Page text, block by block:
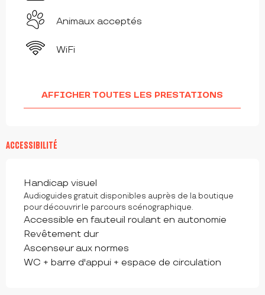
Animaux acceptés
WiFi
AFFICHER TOUTES LES PRESTATIONS
ACCESSIBILITÉ
Handicap visuel
Audioguides gratuit disponibles auprès de la boutique
pour découvrir le parcours scénographique.
Accessible en fauteuil roulant en autonomie
Revêtement dur
Ascenseur aux normes
WC + barre d'appui + espace de circulation